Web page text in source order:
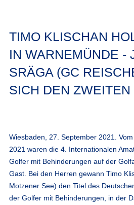
TIMO KLISCHAN
IN WARNEMÜNDE -
SRÄGA (GC
SICH DEN ZWEITEN
Wiesbaden, 27. September 2021.
2021 waren die 4. Internationalen
Golfer mit Behinderungen auf der
Gast. Bei den Herren gewann Timo
Motzener See) den Titel des
der Golfer mit Behinderungen, in der